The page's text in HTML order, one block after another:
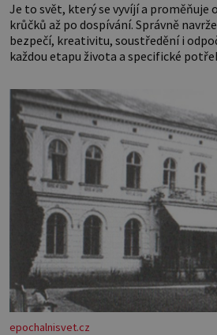
Je to svět, který se vyvíjí a proměňuje
krůčků až po dospívání. Správně
bezpečí, kreativitu, soustředění i
každou etapu života a specifické
miminka měl působit především
věk je
epochalnisvet.cz